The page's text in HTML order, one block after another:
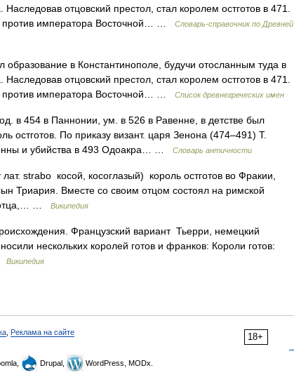
отцовский престол, стал королем остготов в 471.
против императора Восточной… …
Cловарь-справочник по Древней
в Константинополе, будучи отосланным туда в
отцовский престол, стал королем остготов в 471.
против императора Восточной… …
Список древнегреческих имен
454 в Паннонии, ум. в 526 в Равенне, в детстве был
остготов. По приказу визант. царя Зенона (474–491) Т.
и убийства в 493 Одоакра… …
Словарь античности
strabo косой, косоглазый) король остготов во Фракии,
Триария. Вместе со своим отцом состоял на римской
отца,… …
Википедия
Французский вариант Тьерри, немецкий
нескольких королей готов и франков: Короли готов:
Википедия
18+
Реклама на сайте
Drupal, WordPress, MODx.